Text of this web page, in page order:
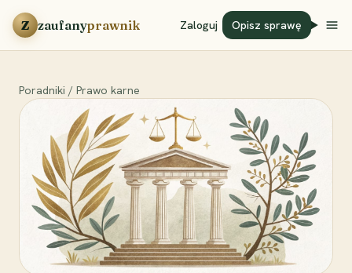
Przejdź do treści
Z zaufanyprawnik Zaloguj Opisz sprawę
Poradniki / Prawo karne